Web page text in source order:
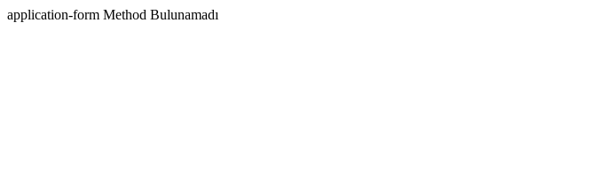
application-form Method Bulunamadı